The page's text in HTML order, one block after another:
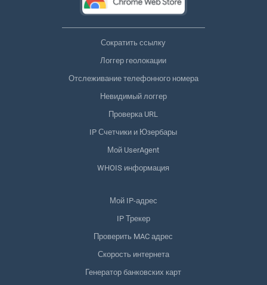
Сократить ссылку
Логгер геолокации
Отслеживание телефонного номера
Невидимый логгер
Проверка URL
IP Счетчики и Юзербары
Мой UserAgent
WHOIS информация
Мой IP-адрес
IP Трекер
Проверить MAC адрес
Скорость интернета
Генератор банковских карт